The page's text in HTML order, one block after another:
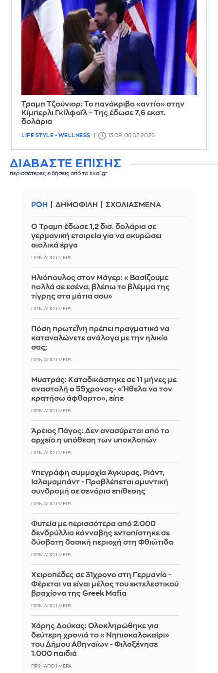
Τραμπ Τζούνιορ: Το πανάκριβο «αντίο» στην
Κίμπερλι Γκίλφοϊλ – Της έδωσε 7,6 εκατ.
δολάρια
LIFE STYLE - WELLNESS 13:09, 06.08.2026
ΔΙΑΒΑΣΤΕ ΕΠΙΣΗΣ
περισσότερες ειδήσεις από το skai.gr
ΡΟΗ ΔΗΜΟΦΙΛΗ ΣΧΟΛΙΑΣΜΕΝΑ
Ο Τραμπ έδωσε 1,2 δισ. δολάρια σε
γερμανική εταιρεία για να ακυρώσει
αιολικά έργα
ΠΡΙΝ ΑΠΌ 1 ΜΈΡΑ
Ηλιόπουλος στον Μάγερ: «Βασίζουμε
πολλά σε εσένα, βλέπω το βλέμμα της
τίγρης στα μάτια σου»
ΠΡΙΝ ΑΠΌ 1 ΜΈΡΑ
Πόση πρωτεΐνη πρέπει πραγματικά να
καταναλώνετε ανάλογα με την ηλικία
σας;
ΠΡΙΝ ΑΠΌ 1 ΜΈΡΑ
Μυστράς: Καταδικάστηκε σε 11 μήνες με
αναστολή ο 55χρονος- «Ήθελα να τον
κρατήσω άφθαρτο», είπε
ΠΡΙΝ ΑΠΌ 1 ΜΈΡΑ
Άρειος Πάγος: Δεν ανασύρεται από το
αρχείο η υπόθεση των υποκλοπών
ΠΡΙΝ ΑΠΌ 1 ΜΈΡΑ
Υπεγράφη συμμαχία Άγκυρας, Ριάντ,
Ισλαμαμπάντ - Προβλέπεται αμυντική
συνδρομή σε σενάριο επίθεσης
ΠΡΙΝ ΑΠΌ 1 ΜΈΡΑ
Φυτεία με περισσότερα από 2.000
δενδρύλλια κάνναβης εντοπίστηκε σε
δύσβατη δασική περιοχή στη Φθιώτιδα
ΠΡΙΝ ΑΠΌ 1 ΜΈΡΑ
Χειροπέδες σε 31χρονο στη Γερμανία -
Φέρεται να είναι μέλος του εκτελεστικού
βραχίονα της Greek Mafia
ΠΡΙΝ ΑΠΌ 1 ΜΈΡΑ
Χάρης Δούκας: Ολοκληρώθηκε για
δεύτερη χρονιά το «Νηπιοκαλοκαίρι»
του Δήμου Αθηναίων - Φιλοξένησε
1.000 παιδιά
ΠΡΙΝ ΑΠΌ 1 ΜΈΡΑ